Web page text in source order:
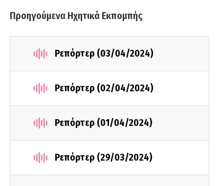
Προηγούμενα Ηχητικά Εκπομπής
Ρεπόρτερ (03/04/2024)
Ρεπόρτερ (02/04/2024)
Ρεπόρτερ (01/04/2024)
Ρεπόρτερ (29/03/2024)